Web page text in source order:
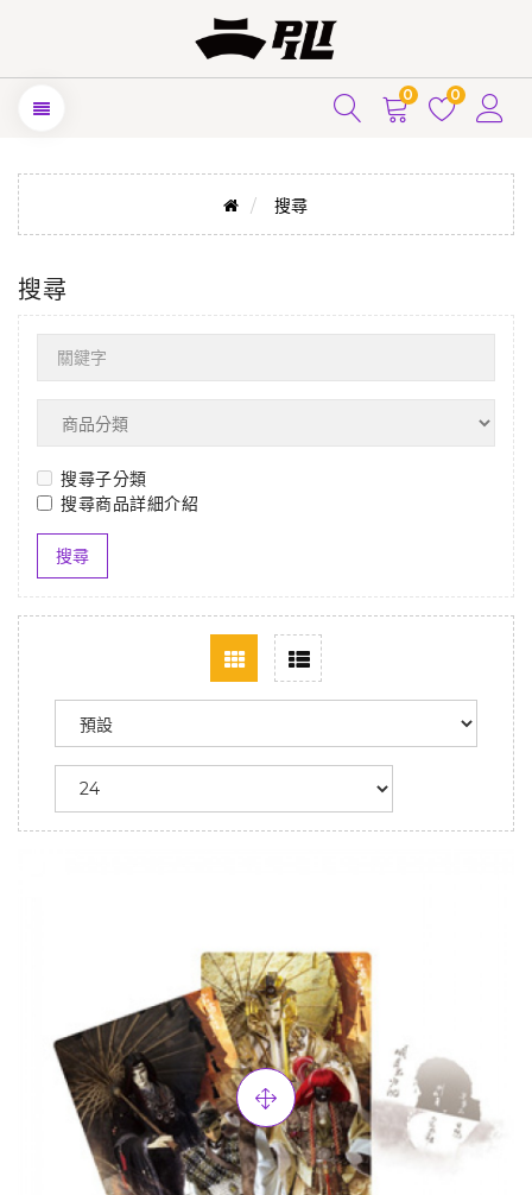
0 0
搜尋
搜尋
搜尋子分類
搜尋商品詳細介紹